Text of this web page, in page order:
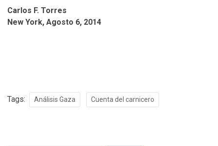
Carlos F. Torres
New York, Agosto 6, 2014
Tags: Análisis Gaza Cuenta del carnicero